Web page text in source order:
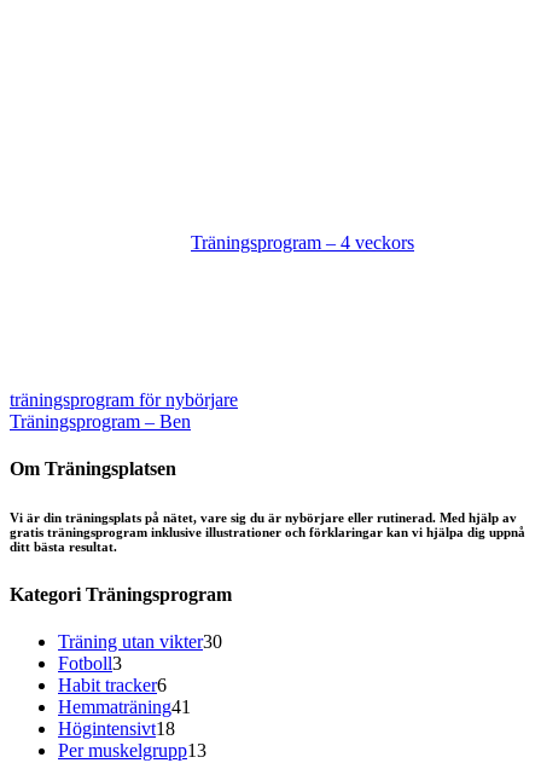
Träningsprogram – 4 veckors
träningsprogram för nybörjare
Träningsprogram – Ben
Om Träningsplatsen
Vi är din träningsplats på nätet, vare sig du är nybörjare eller rutinerad. Med hjälp av
gratis träningsprogram inklusive illustrationer och förklaringar kan vi hjälpa dig uppnå
ditt bästa resultat.
Kategori Träningsprogram
Träning utan vikter3030
Fotboll33
produkter
Habit tracker66
produkter
Hemmaträning41
Högintensivt1818
produkter
Per muskelgrupp1313